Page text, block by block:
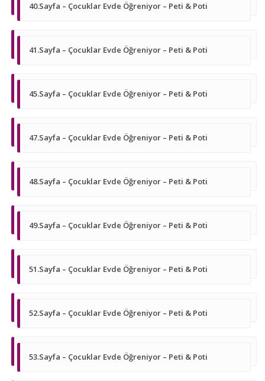
40.Sayfa – Çocuklar Evde Öğreniyor – Peti & Poti
41.Sayfa – Çocuklar Evde Öğreniyor – Peti & Poti
45.Sayfa – Çocuklar Evde Öğreniyor – Peti & Poti
47.Sayfa – Çocuklar Evde Öğreniyor – Peti & Poti
48.Sayfa – Çocuklar Evde Öğreniyor – Peti & Poti
49.Sayfa – Çocuklar Evde Öğreniyor – Peti & Poti
51.Sayfa – Çocuklar Evde Öğreniyor – Peti & Poti
52.Sayfa – Çocuklar Evde Öğreniyor – Peti & Poti
53.Sayfa – Çocuklar Evde Öğreniyor – Peti & Poti